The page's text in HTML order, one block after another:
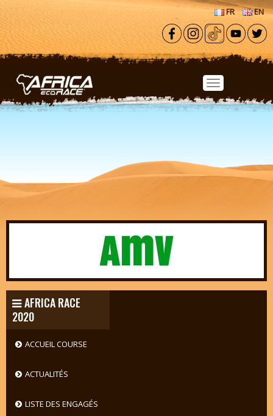
Aller au contenu principal
FR EN
AFRICA RACE
2020
ACCUEIL COURSE
ACTUALITÉS
LISTE DES ENGAGÉS